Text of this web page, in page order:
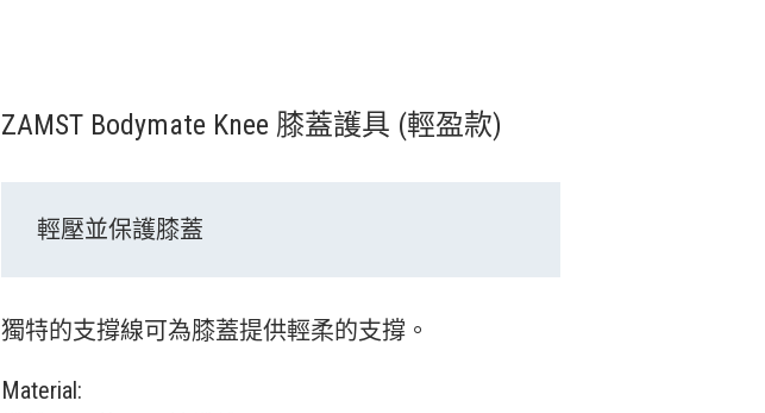
ZAMST Bodymate Knee 膝蓋護具 (輕盈款)
輕壓並保護膝蓋
獨特的支撐線可為膝蓋提供輕柔的支撐。
Material: